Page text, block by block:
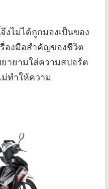
ไม่ได้ถูกมองเป็นของ
องมือสำคัญของชีวิต
ายามใส่ความสปอร์ต
ทำให้ความ